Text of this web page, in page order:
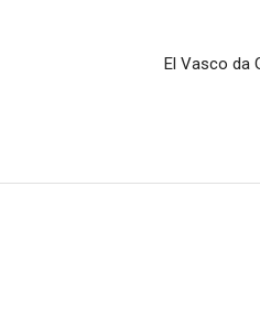
El Vasco da